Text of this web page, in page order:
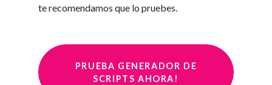
te recomendamos que lo pruebes.
PRUEBA GENERADOR DE
SCRIPTS AHORA!